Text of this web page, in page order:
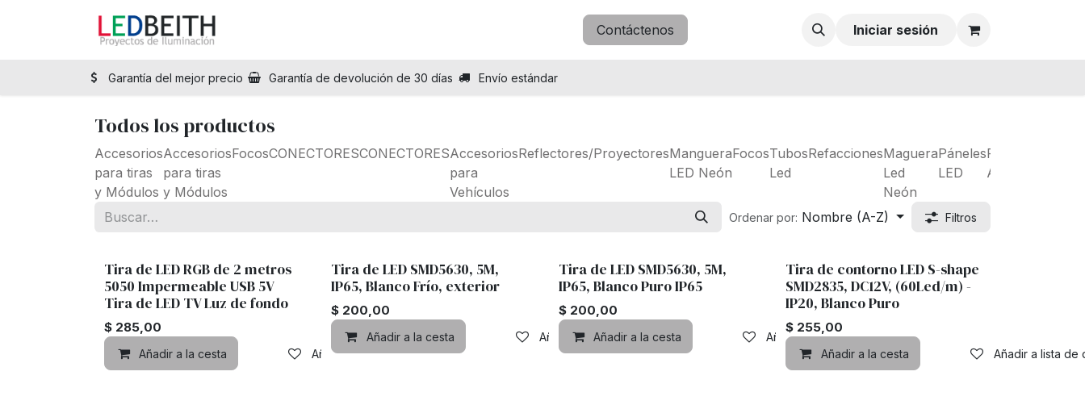
Contáctenos Iniciar sesión
Garantía del mejor precio Garantía de devolución de 30 días Envío estándar
Todos los productos
Accesorios
para tiras
y Módulos
Accesorios
para tiras
y Módulos
FocosCONECTORESCONECTORESAccesorios
para
Vehículos
Reflectores/ProyectoresManguera
LED Neón
FocosTubos
Led
RefaccionesMaguera
Led
Neón
Páneles
LED
Fuentes de
Alimentación
Ordenar por: Nombre (A-Z) Filtros
Tira de LED RGB de 2 metros
5050 Impermeable USB 5V
Tira de LED TV Luz de fondo
$ 285,00
Añadir a la cesta Añadir a lista de deseos
Tira de LED SMD5630, 5M,
IP65, Blanco Frío, exterior
$ 200,00
Añadir a la cesta Añadir a lista de deseos
Tira de LED SMD5630, 5M,
IP65, Blanco Puro IP65
$ 200,00
Añadir a la cesta Añadir a lista de deseos
Tira de contorno LED S-shape
SMD2835, DC12V, (60Led/m) -
IP20, Blanco Puro
$ 255,00
Añadir a la cesta Añadir a lista de